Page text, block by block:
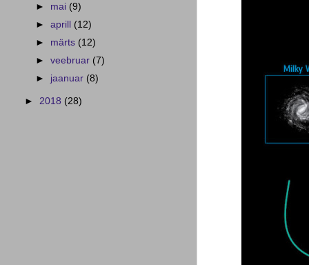
► mai (9)
►aprill (12)
► märts (12)
►veebruar (7)
► jaanuar (8)
► 2018 (28)